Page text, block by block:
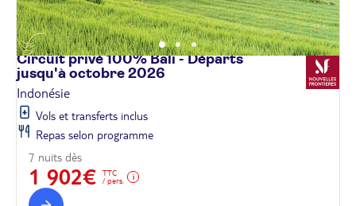
Circuit privé 100% Bali - Départs
jusqu'à octobre 2026
Indonésie
Vols et transferts inclus
Repas selon programme
7 nuits dès
1 902€
TTC
/ pers.